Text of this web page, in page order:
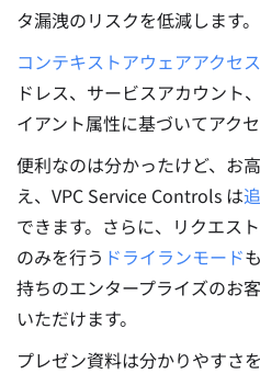
タ漏洩のリスクを低減します。
コンテキストアウェアアクセス
ドレス、サービスアカウント
イアント属性に基づいてアク
便利なのは分かったけど、お
え、VPC Service Controls は
できます。さらに、リクエス
のみを行う ドライランモード
持ちのエンタープライズのお
いただけます。
プレゼン資料は分かりやすさ